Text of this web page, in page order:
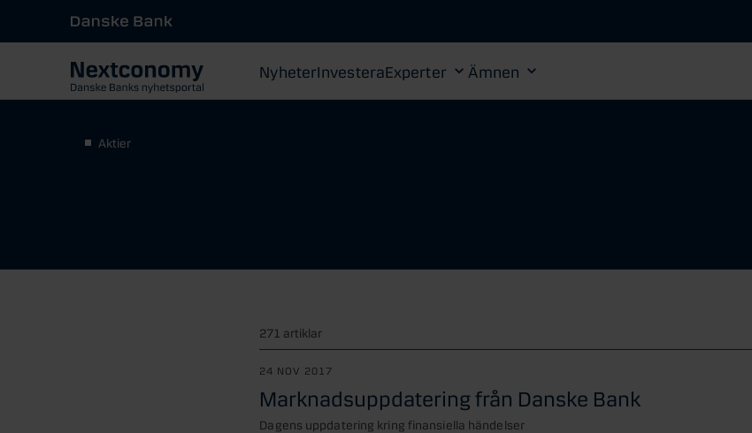
NyheterInvesteraExperter Ämnen
Aktier
271 artiklar
24 NOV 2017
Marknadsuppdatering från Danske Bank
Dagens uppdatering kring finansiella händelser